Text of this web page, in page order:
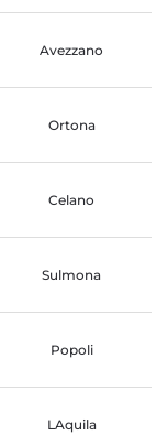
Avezzano
Ortona
Celano
Sulmona
Popoli
LAquila